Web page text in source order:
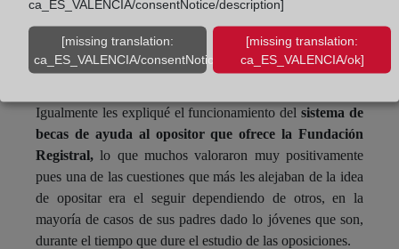
aclararles que nuestras oposiciones se pueden estudiar
desde cualquier lugar y que el Colegio pondrá todos los
medios a su alcance para ofrecerle un preparador en su
zona que les permita tener una relación cercana que
Igualmente les expliqué el funcionamiento delsistema de
becas de ayuda al opositor que ofrece la Fundación
Registral, lo que muchos valoraron muy positivamente
pues una de las cuestiones que más les alejaban de la idea
de opositar era el seguir dependiendo de otros, en la
mayoría de casos de sus padres dado lo jóvenes que son,
durante el tiempo que dure el estudio de las oposiciones.
ca_ES_VALENCIA/consentNotice/description]
[missing translation:
ca_ES_VALENCIA/consentNotice/learnMore]
[missing translation:
ca_ES_VALENCIA/ok]